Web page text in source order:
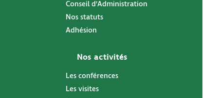
Conseil d’Administration
Nos statuts
Adhésion
Nos activités
Les conférences
Les visites